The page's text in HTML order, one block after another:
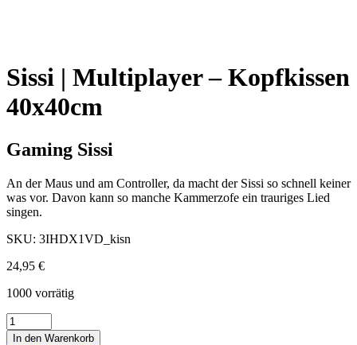
Sissi | Multiplayer – Kopfkissen
40x40cm
Gaming Sissi
An der Maus und am Controller, da macht der Sissi so schnell keiner
was vor. Davon kann so manche Kammerzofe ein trauriges Lied
singen.
SKU: 3IHDX1VD_kisn
24,95 €
1000 vorrätig
In den Warenkorb